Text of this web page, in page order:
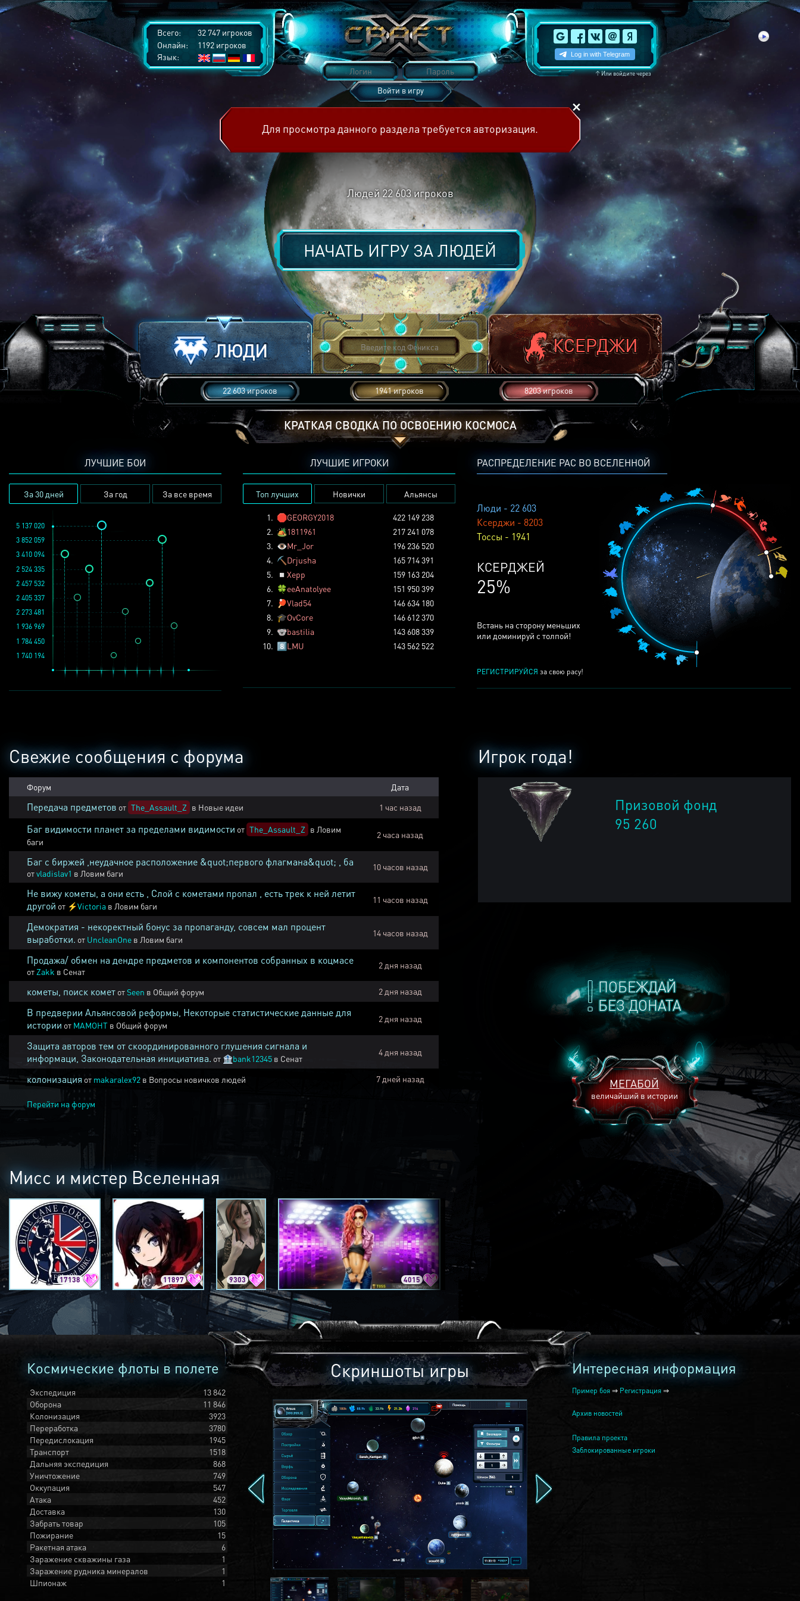
Всего:
32 747 игроков
Онлайн:
1192 игроков
Язык:
↑Или войдите через
Войти в игру
Для просмотра данного раздела требуется авторизация.
Людей22 603игроков
НАЧАТЬ ИГРУ ЗАЛЮДЕЙ
22 603 игроков 1941 игроков 8203 игроков
КРАТКАЯ СВОДКА ПО ОСВОЕНИЮ КОСМОСА
РАСПРЕДЕЛЕНИЕ РАС ВО ВСЕЛЕННОЙ
Люди - 22 603
Ксерджи - 8203
Тоссы - 1941
ТОССОВ
5%
Встань на сторону меньших
или доминируй с толпой!
РЕГИСТРИРУЙСЯ за свою расу!
ЛУЧШИЕ БОИ
За 30 дней За год За все время
1 936 969
3 852 059
2 457 532
1 784 450
2 273 481
1 740 194
5 137 020
2 524 335
2 405 337
3 410 094
ЛУЧШИЕ ИГРОКИ
Топ лучших Новички Альянсы
1. 🛑GEORGY2018
422 149 238
2. 🏕️1811961
217 241 078
3. 👁️Mr_Jor
196 236 520
4. ⛏️ Drjusha
165 714 391
5.
◽ Xepp
159 163 204
6. 🍀eeAnatolyee
151 950 399
7.
🏓Vlad54
146 634 180
8. 🎓OvCore
146 612 370
9. 🐨bastilia
143 608 339
10. 8️⃣LMU 143 562 522
ПОБЕЖДАЙ
БЕЗ ДОНАТА
МЕГАБОЙ
величайший в истории
Игрок года!
Призовой фонд
95 260
Свежие сообщения с форума
Форум Дата
Передача предметов от The_Assault_Z в Новые идеи 1 час назад
Баг видимости планет за пределами видимости от The_Assault_Z в Ловим
баги
2 часа назад
Баг с биржей ,неудачное расположение &quot;первого флагмана&quot; , ба
отvladislav1 в Ловим баги
10 часов назад
Не вижу кометы, а они есть , Слой с кометами пропал , есть трек к ней летит
другой от ⚡Victoria в Ловим баги
11 часов назад
Демократия - некоректный бонус за пропаганду, совсем мал процент
выработки. от UncleanOne в Ловим баги
14 часов назад
Продажа/ обмен на дендре предметов и компонентов собранных в коцмасе
от Zakk в Сенат
2 дня назад
кометы, поиск комет отSeen в Общий форум 2 дня назад
В предверии Альянсовой реформы, Некоторые статистические данные для
истории от MAMOHT в Общий форум
2 дня назад
Защита авторов тем от скоординированного глушения сигнала и
информаци, Законодательная инициатива. от 🏦bank12345 в Сенат
4 дня назад
колонизация от makaralex92 в Вопросы новичков людей 7 дней назад
Перейти на форум
Мисс и мистер Вселенная
17138 11897 9303 4015 2240
Космические флоты в полете
Экспедиция
13 842
Оборона
11 846
Колонизация
3923
Переработка
3780
Передислокация
1945
Транспорт
1518
Дальняя экспедиция
868
Уничтожение
749
Оккупация
547
Атака
452
Доставка
130
Забрать товар
105
Пожирание
15
Ракетная атака
6
Заражение скважины газа
1
Заражение рудника минералов
1
Шпионаж
1
Скриншоты игры Интересная информация
Пример боя ⇒ Регистрация ⇒
Архив новостей
Правила проекта
Заблокированные игроки